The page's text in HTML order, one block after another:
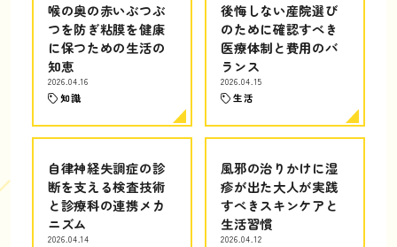
喉の奥の赤いぶつぶ
つを防ぎ粘膜を健康
に保つための生活の
知恵
2026.04.16
知識
後悔しない産院選び
のために確認すべき
医療体制と費用のバ
ランス
2026.04.15
生活
自律神経失調症の診
断を支える検査技術
と診療科の連携メカ
ニズム
2026.04.14
風邪の治りかけに湿
疹が出た大人が実践
すべきスキンケアと
生活習慣
2026.04.12